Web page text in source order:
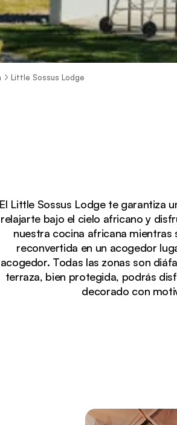
Lodge, que muestra chalés
Little Sossus Lodge
El Little Sossus Lodge te garantiza
relajarte bajo el cielo africano y
nuestra cocina africana mientras
reconvertida en un acogedor
acogedor. Todas las zonas son
terraza, bien protegida, podrás
decorado con